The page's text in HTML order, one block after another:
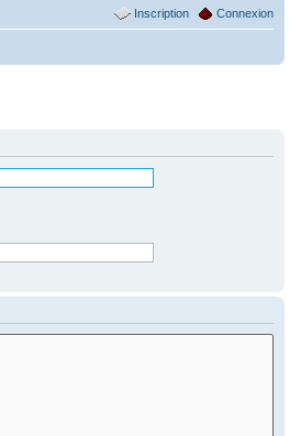
Connexion
Inscription